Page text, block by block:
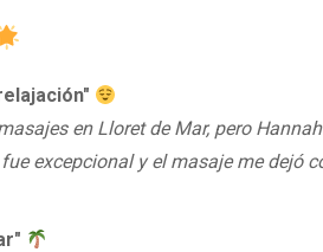
en Lloret de Mar, pero
excepcional y el masaje me dejó